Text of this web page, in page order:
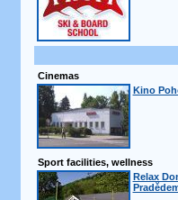
Cinemas
Kino
Sport facilities, wellness
Relax